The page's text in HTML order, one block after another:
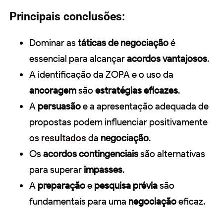
Principais conclusões:
Dominar astáticas de negociaçãoé
essencial para alcançaracordos vantajosos.
A identificação da ZOPA e o uso da
ancoragemsão estratégias eficazes.
A persuasãoe a apresentação adequada de
propostas podem influenciar positivamente
os resultados da negociação.
Osacordos contingenciaissão alternativas
para superar impasses.
A preparaçãoe pesquisa préviasão
fundamentais para uma negociaçãoeficaz.